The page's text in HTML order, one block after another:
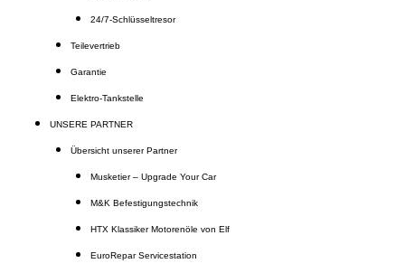
24/7-Schlüsseltresor
Teilevertrieb
Garantie
Elektro-Tankstelle
UNSERE PARTNER
Übersicht unserer Partner
Musketier – Upgrade Your Car
M&K Befestigungstechnik
HTX Klassiker Motorenöle von Elf
EuroRepar Servicestation